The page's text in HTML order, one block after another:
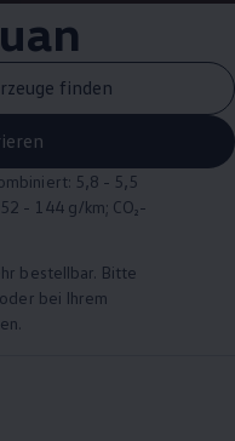
finden
5,8 - 5,5
- 144 g/km; CO₂-
bestellbar. Bitte
bei Ihrem